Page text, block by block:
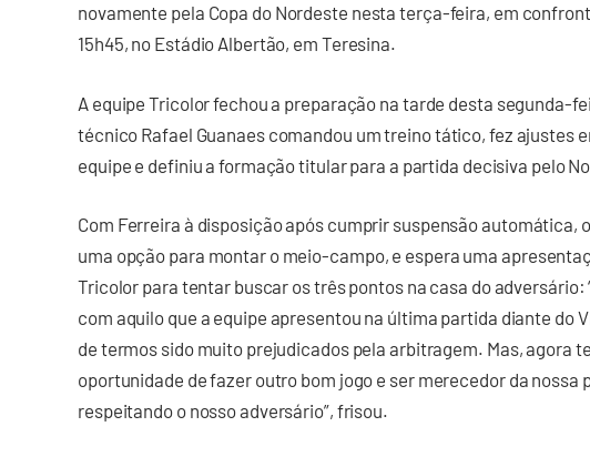
novamente pela Copa do Nordeste nesta terça-feira, em
15h45, no Estádio Albertão, em Teresina.
A equipe Tricolor fechou a preparação na tarde desta segunda-
técnico Rafael Guanaes comandou um treino tático, fez ajustes
equipe e definiu a formação titular para a partida decisiva pelo
Com Ferreira à disposição após cumprir suspensão automática,
uma opção para montar o meio-campo, e espera uma
Tricolor para tentar buscar os três pontos na casa do
com aquilo que a equipe apresentou na última partida diante do
de termos sido muito prejudicados pela arbitragem. Mas, agora
oportunidade de fazer outro bom jogo e ser merecedor da nossa
respeitando o nosso adversário”, frisou.